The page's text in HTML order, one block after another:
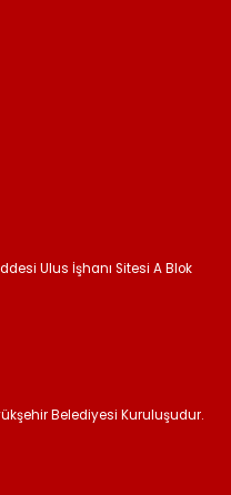
Ulus İşhanı Sitesi A Blok
Belediyesi Kuruluşudur.